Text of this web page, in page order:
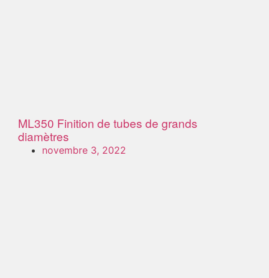
ML350 Finition de tubes de grands
diamètres
novembre 3, 2022